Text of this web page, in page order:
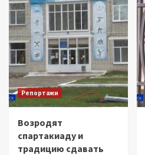
Репортажи
Возродят
спартакиаду и
традицию сдавать